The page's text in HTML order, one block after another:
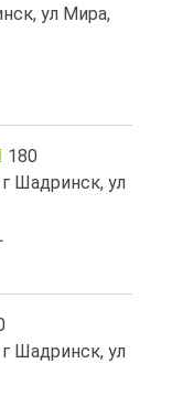
ул Мира,
180
Шадринск, ул
Шадринск, ул